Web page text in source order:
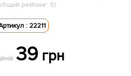
рейтинг: 5)
: 22211
39 грн